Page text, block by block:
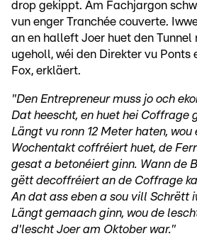
drop gekippt. Am Fachjargon
vun enger Tranchée couverte.
an en halleft Joer huet den Tunnel
ugeholl, wéi den Direkter vu Ponts
Fox, erkläert.
"Den Entrepreneur muss jo och
Dat heescht, en huet hei Coffrage
Längt vu ronn 12 Meter haten, wou
Wochentakt coffréiert huet, de
gesat a betonéiert ginn. Wann de
gëtt decoffréiert an de Coffrage
An dat ass eben a sou vill Schrëtt
Längt gemaach ginn, wou de
d'lescht Joer am Oktober war."